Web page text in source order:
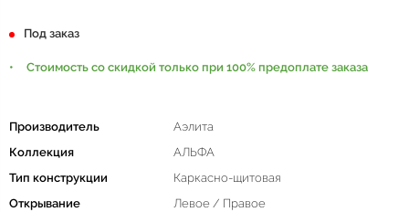
Под заказ
Стоимость со скидкой только при 100% предоплате заказа
Производитель
Аэлита
Коллекция
АЛЬФА
Тип конструкции
Каркасно-щитовая
Открывание
Левое / Правое